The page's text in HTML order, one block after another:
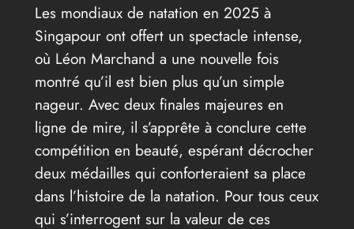
Les mondiaux de natation en 2025 à
Singapour ont offert un spectacle intense,
où Léon Marchand a une nouvelle fois
montré qu’il est bien plus qu’un simple
nageur. Avec deux finales majeures en
ligne de mire, il s’apprête à conclure cette
compétition en beauté, espérant décrocher
deux médailles qui conforteraient sa place
dans l’histoire de la natation. Pour tous ceux
qui s’interrogent sur la valeur de ces